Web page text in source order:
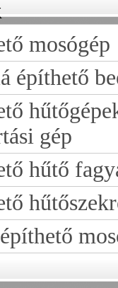
mosógép
építhető
gép
hűtő